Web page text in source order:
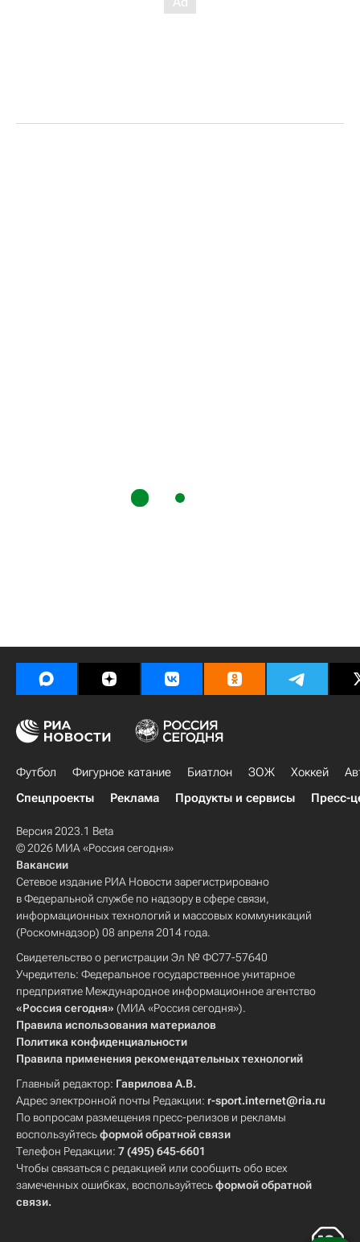
Футбол Фигурное катание Биатлон ЗОЖ Хоккей
Спецпроекты
Реклама Продукты и сервисы Пресс-
Версия 2023.1 Beta
© 2026 МИА «Россия сегодня»
Вакансии
Сетевое издание РИА Новости зарегистрировано
в Федеральной службе по надзору в сфере связи,
информационных технологий и массовых коммуникаций
(Роскомнадзор) 08 апреля 2014 года.
Свидетельство о регистрации Эл № ФС77-57640
Учредитель: Федеральное государственное унитарное
предприятие Международное информационное агентство
«Россия сегодня» (МИА «Россия сегодня»).
Правила использования материалов
Политика конфиденциальности
Правила применения рекомендательных технологий
Главный редактор: Гаврилова А.В.
Адрес электронной почты Редакции: r-sport.internet@ria.ru
По вопросам размещения пресс-релизов и рекламы
воспользуйтесьформой обратной связи
Телефон Редакции: 7 (495) 645-6601
Чтобы связаться с редакцией или сообщить обо всех
замеченных ошибках, воспользуйтесьформой обратной
связи.